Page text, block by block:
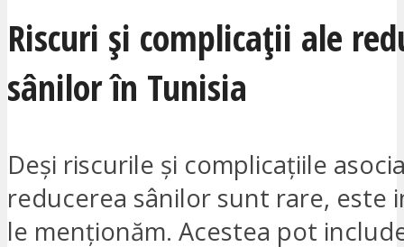
Riscuri și complicații ale
sânilor în Tunisia
Deși riscurile și complicațiile
reducerea sânilor sunt rare, este
le menționăm. Acestea pot